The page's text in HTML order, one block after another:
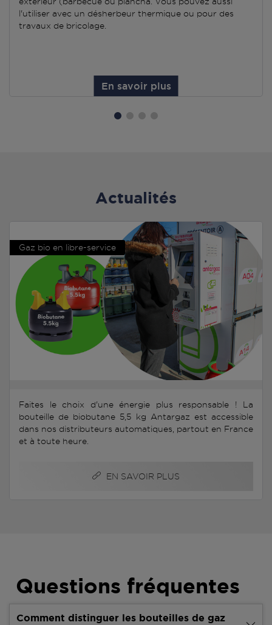
l'utiliser avec un désherbeur thermique ou pour des
travaux de bricolage.
En savoir plus
Actualités
Gaz bio en libre-service
Faites le choix d'une énergie plus responsable ! La
bouteille de biobutane 5,5 kg Antargaz est accessible
dans nos distributeurs automatiques, partout en France
et à toute heure.
EN SAVOIR PLUS
Questions fréquentes
Comment distinguer les bouteilles de gaz